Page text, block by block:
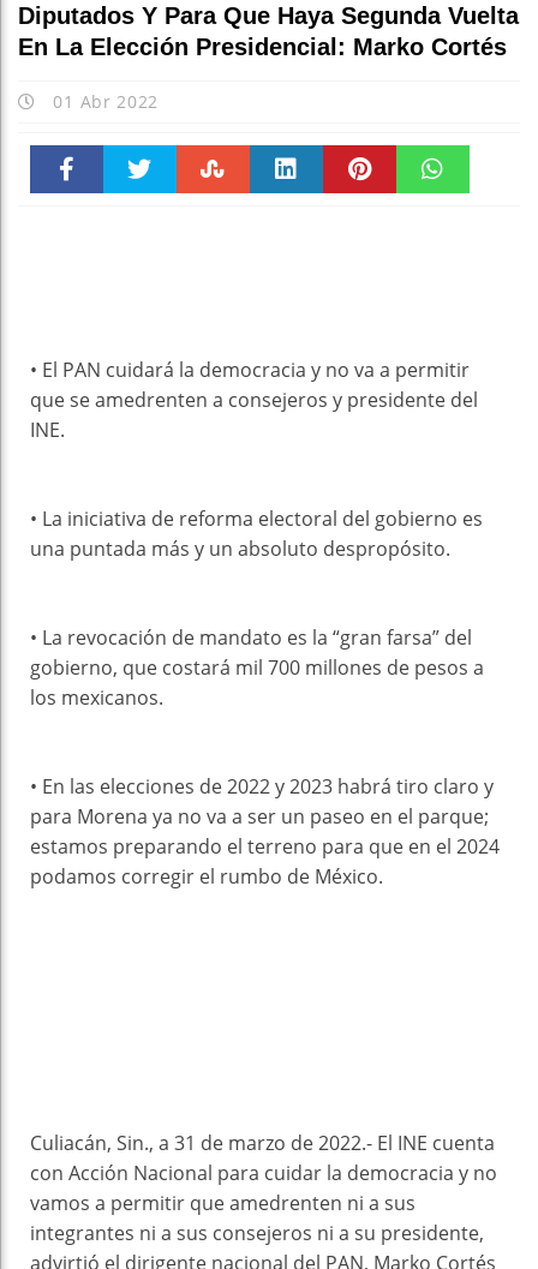
Diputados Y Para Que Haya Segunda Vuelta
En La Elección Presidencial: Marko Cortés
01 Abr 2022
• El PAN cuidará la democracia y no va a permitir
que se amedrenten a consejeros y presidente del
INE.
• La iniciativa de reforma electoral del gobierno es
una puntada más y un absoluto despropósito.
• La revocación de mandato es la “gran farsa” del
gobierno, que costará mil 700 millones de pesos a
los mexicanos.
• En las elecciones de 2022 y 2023 habrá tiro claro y
para Morena ya no va a ser un paseo en el parque;
estamos preparando el terreno para que en el 2024
podamos corregir el rumbo de México.
Culiacán, Sin., a 31 de marzo de 2022.- El INE cuenta
con Acción Nacional para cuidar la democracia y no
vamos a permitir que amedrenten ni a sus
integrantes ni a sus consejeros ni a su presidente,
advirtió el dirigente nacional del PAN, Marko Cortés